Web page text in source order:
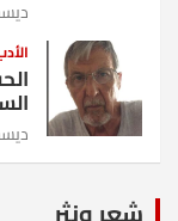
ديسمبر
ديسمبر